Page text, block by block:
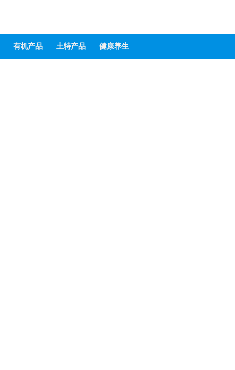
有机产品 土特产品 健康养生